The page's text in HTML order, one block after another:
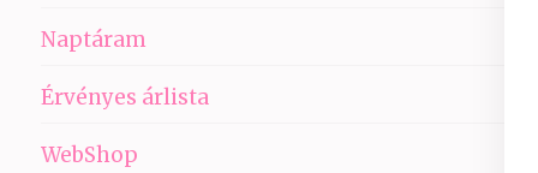
Naptáram
Érvényes árlista
WebShop